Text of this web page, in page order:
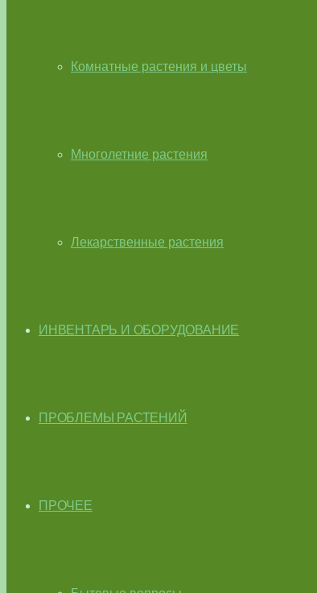
Комнатные растения и цветы
Многолетние растения
Лекарственные растения
ИНВЕНТАРЬ И ОБОРУДОВАНИЕ
ПРОБЛЕМЫ РАСТЕНИЙ
ПРОЧЕЕ